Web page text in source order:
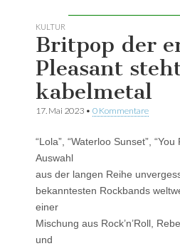
KULTUR
Britpop der
Pleasant
kabelmetal
17. Mai 2023 • 0 Kommentare
“Lola”, “Waterloo Sunset”,
Auswahl
aus der langen Reihe
bekanntesten Rockbands
einer
Mischung aus Rock’n’Roll,
und